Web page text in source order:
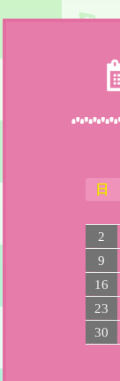
日
2
9
16
23
30